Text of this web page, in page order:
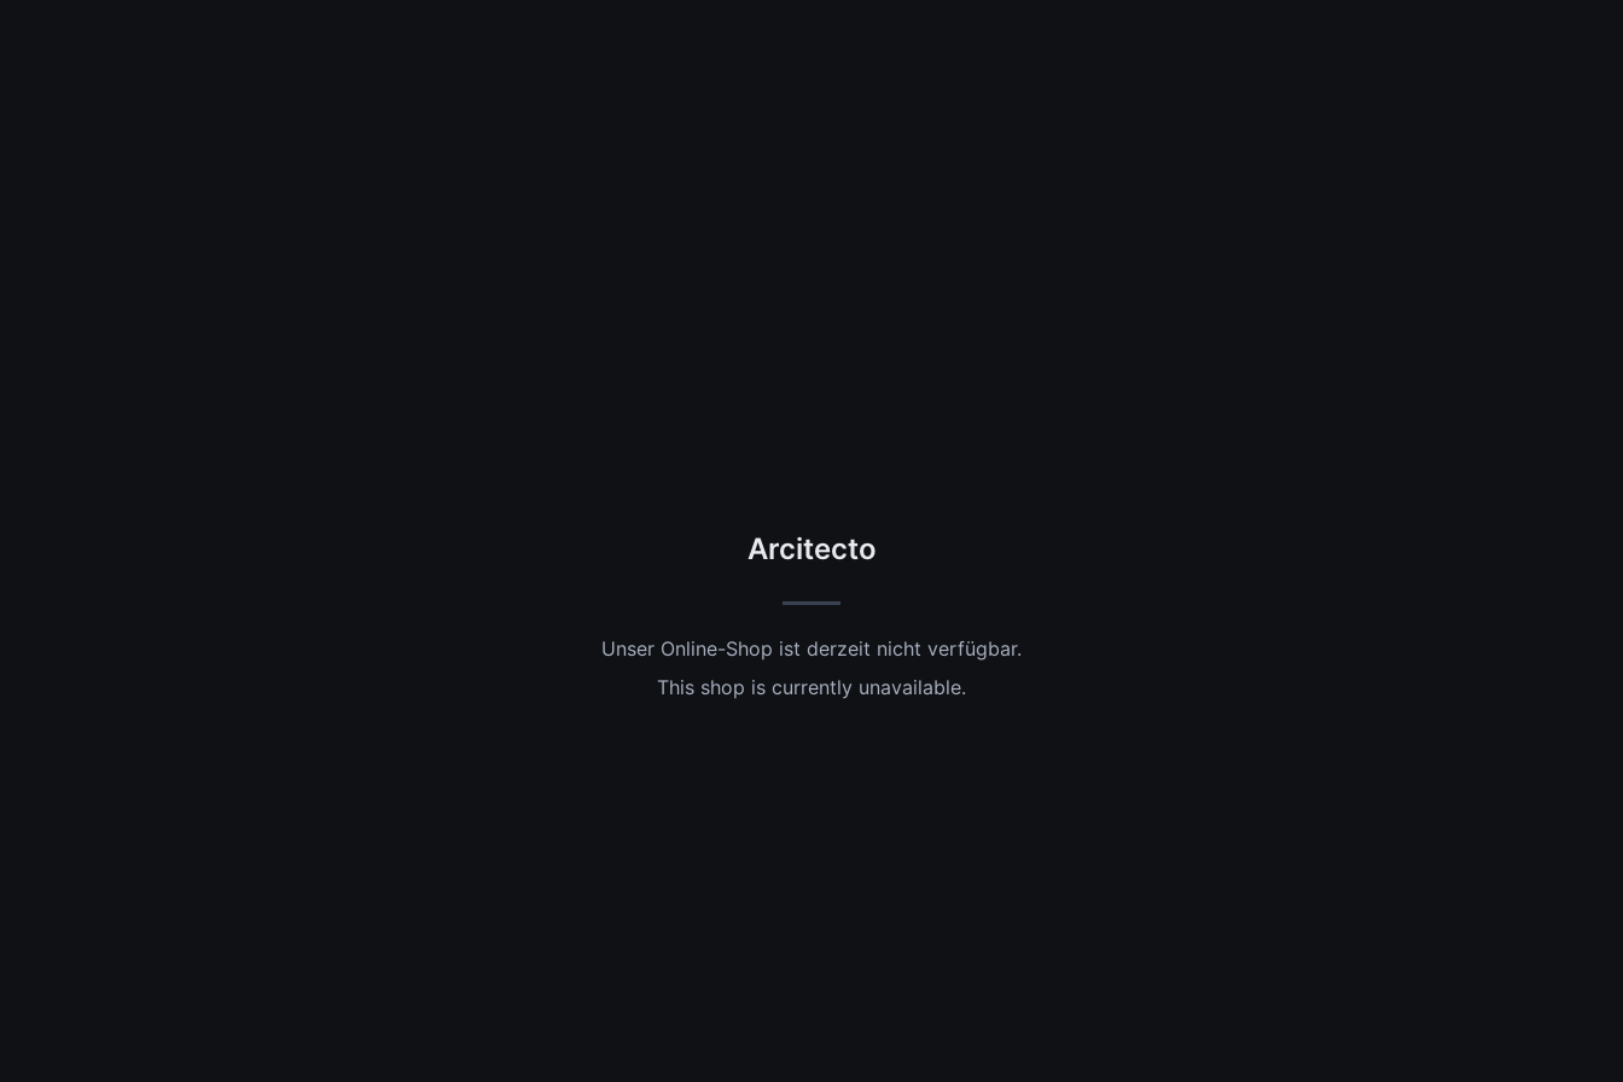
Arcitecto
Unser Online-Shop ist derzeit nicht verfügbar.
This shop is currently unavailable.